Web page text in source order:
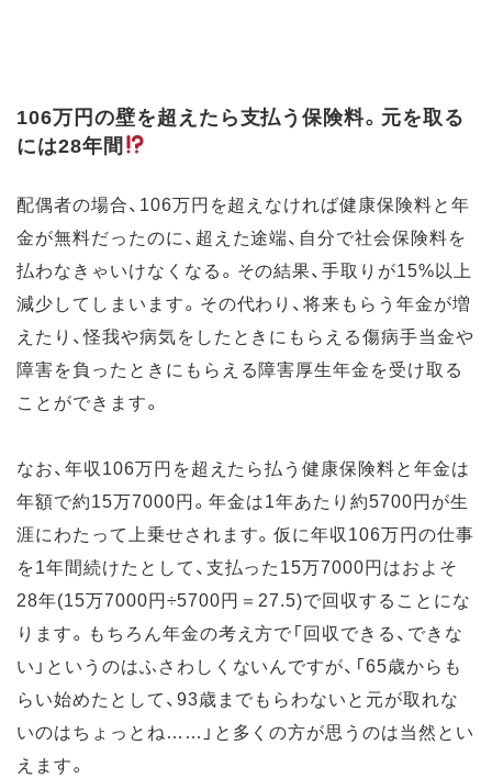
106万円の壁を超えたら支払う保険料。元を取る
には28年間
配偶者の場合、106万円を超えなければ健康保険料と年
金が無料だったのに、超えた途端、自分で社会保険料を
払わなきゃいけなくなる。その結果、手取りが15%以上
減少してしまいます。その代わり、将来もらう年金が増
えたり、怪我や病気をしたときにもらえる傷病手当金や
障害を負ったときにもらえる障害厚生年金を受け取る
ことができます。
なお、年収106万円を超えたら払う健康保険料と年金は
年額で約15万7000円。年金は1年あたり約5700円が生
涯にわたって上乗せされます。仮に年収106万円の仕事
を1年間続けたとして、支払った15万7000円はおよそ
28年(15万7000円÷5700円＝27.5)で回収することにな
ります。もちろん年金の考え方で「回収できる、できな
い」というのはふさわしくないんですが、「65歳からも
らい始めたとして、93歳までもらわないと元が取れな
いのはちょっとね……」と多くの方が思うのは当然とい
えます。